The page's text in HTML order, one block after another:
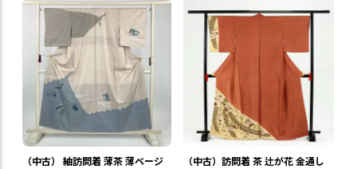
（中古） 紬訪問着 薄茶 薄ベージ
（中古）訪問着 茶 辻が花 金通し